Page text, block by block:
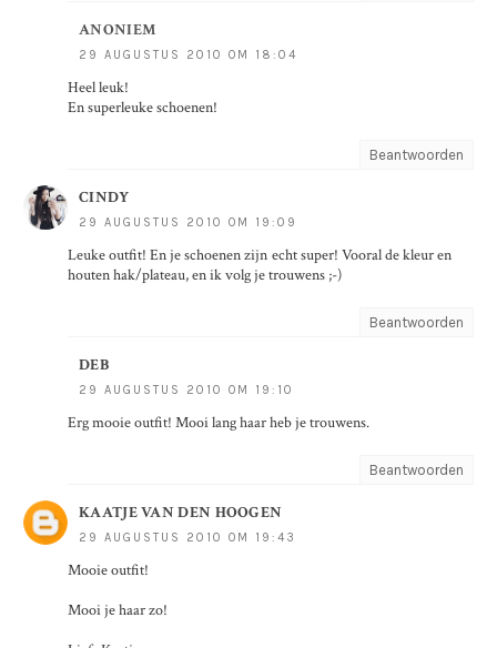
ANONIEM
29 AUGUSTUS 2010 OM 18:04
Heel leuk!
En superleuke schoenen!
Beantwoorden
CINDY
29 AUGUSTUS 2010 OM 19:09
Leuke outfit! En je schoenen zijn echt super! Vooral de kleur en
houten hak/plateau, en ik volg je trouwens ;-)
Beantwoorden
DEB
29 AUGUSTUS 2010 OM 19:10
Erg mooie outfit! Mooi lang haar heb je trouwens.
Beantwoorden
KAATJE VAN DEN HOOGEN
29 AUGUSTUS 2010 OM 19:43
Mooie outfit!
Mooi je haar zo!